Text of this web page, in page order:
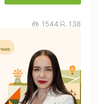
1544 138